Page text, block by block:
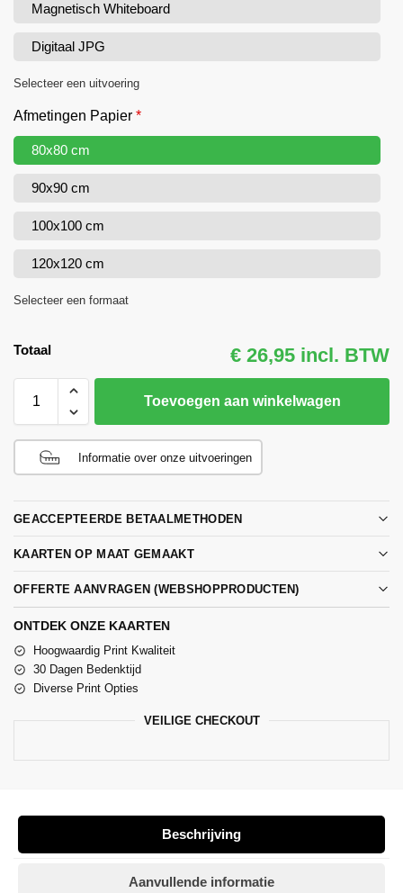
Magnetisch Whiteboard
Digitaal JPG
Selecteer een uitvoering
Afmetingen Papier *
80x80 cm
90x90 cm
100x100 cm
120x120 cm
Selecteer een formaat
Totaal € 26,95 incl. BTW
Toevoegen aan winkelwagen
Informatie over onze uitvoeringen
GEACCEPTEERDE BETAALMETHODEN
KAARTEN OP MAAT GEMAAKT
OFFERTE AANVRAGEN (WEBSHOPPRODUCTEN)
ONTDEK ONZE KAARTEN
Hoogwaardig Print Kwaliteit
30 Dagen Bedenktijd
Diverse Print Opties
VEILIGE CHECKOUT
Beschrijving
Aanvullende informatie